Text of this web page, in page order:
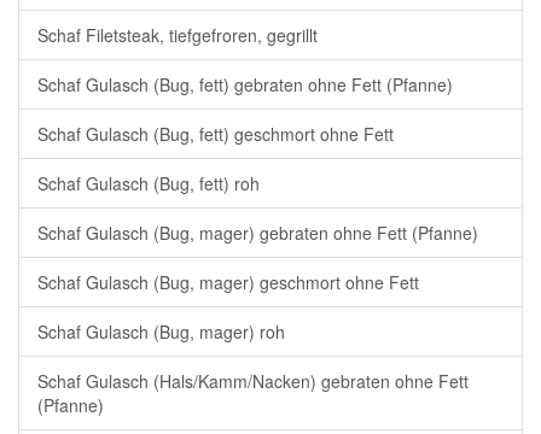
Schaf Filetsteak, tiefgefroren, gegrillt
Schaf Gulasch (Bug, fett) gebraten ohne Fett (Pfanne)
Schaf Gulasch (Bug, fett) geschmort ohne Fett
Schaf Gulasch (Bug, fett) roh
Schaf Gulasch (Bug, mager) gebraten ohne Fett (Pfanne)
Schaf Gulasch (Bug, mager) geschmort ohne Fett
Schaf Gulasch (Bug, mager) roh
Schaf Gulasch (Hals/Kamm/Nacken) gebraten ohne Fett
(Pfanne)